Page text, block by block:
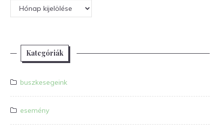
Archívum
Kategóriák
buszkesegeink
esemény